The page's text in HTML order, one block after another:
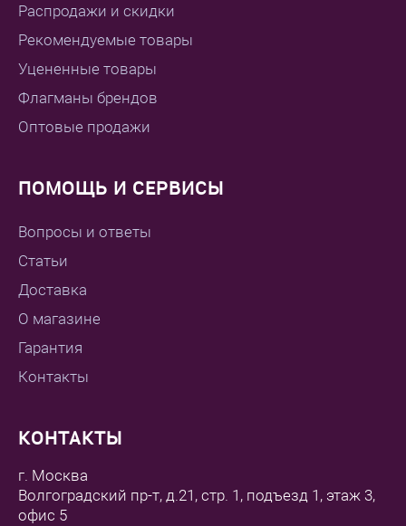
Распродажи и скидки
Рекомендуемые товары
Уцененные товары
Флагманы брендов
Оптовые продажи
ПОМОЩЬ И СЕРВИСЫ
Вопросы и ответы
Статьи
Доставка
О магазине
Гарантия
Контакты
КОНТАКТЫ
г. Москва
Волгоградский пр-т, д.21, стр. 1, подъезд 1, этаж 3,
офис 5